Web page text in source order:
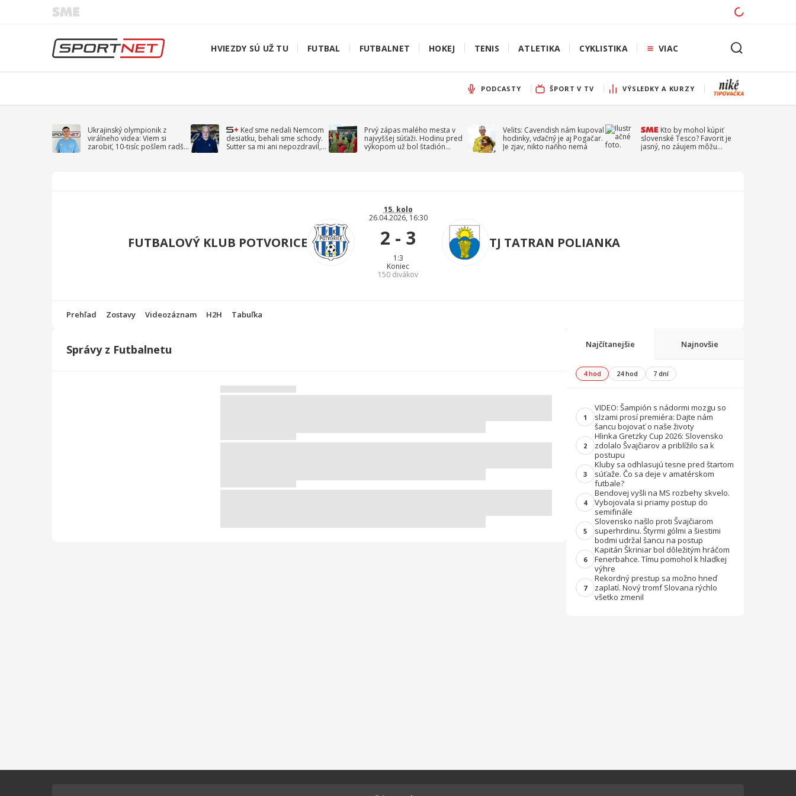
HVIEZDY SÚ UŽ TU FUTBAL FUTBALNET HOKEJ TENIS ATLETIKA CYKLISTIKA VIAC
PODCASTY ŠPORT V TV VÝSLEDKY A KURZY
Ukrajinský olympionik z
virálneho videa: Viem si
zarobiť, 10-tisíc pošlem radšej
Keď sme nedali Nemcom
desiatku, behali sme schody.
Sutter sa mi ani nepozdravil,
Prvý zápas malého mesta v
najvyššej súťaži. Hodinu pred
výkopom už bol štadión
Velits: Cavendish nám kupoval
hodinky, vďačný je aj Pogačar.
Je zjav, nikto naňho nemá
Kto by mohol kúpiť
slovenské Tesco? Favorit je
jasný, no záujem môžu
FUTBALOVÝ KLUB POTVORICE
15. kolo
26.04.2026, 16:30
2 - 3
1:3
Koniec
150 divákov
TJ TATRAN POLIANKA
Prehľad Zostavy Videozáznam H2H Tabuľka
Správy z Futbalnetu Najčítanejšie Najnovšie
4 hod 24 hod 7 dní
1
VIDEO: Šampión s nádormi mozgu so
slzami prosí premiéra: Dajte nám
šancu bojovať o naše životy
2
Hlinka Gretzky Cup 2026: Slovensko
zdolalo Švajčiarov a priblížilo sa k
postupu
3
Kluby sa odhlasujú tesne pred štartom
súťaže. Čo sa deje v amatérskom
futbale?
4
Bendovej vyšli na MS rozbehy skvelo.
Vybojovala si priamy postup do
semifinále
5
Slovensko našlo proti Švajčiarom
superhrdinu. Štyrmi gólmi a šiestimi
bodmi udržal šancu na postup
6
Kapitán Škriniar bol dôležitým hráčom
Fenerbahce. Tímu pomohol k hladkej
výhre
7
Rekordný prestup sa možno hneď
zaplatí. Nový tromf Slovana rýchlo
všetko zmenil